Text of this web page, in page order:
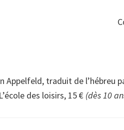
Appelfeld, traduit de l’hébreu
des loisirs, 15 € (dès 10